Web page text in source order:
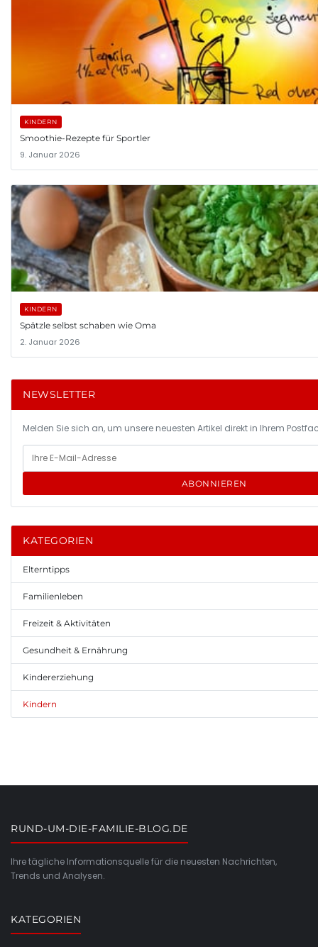
KINDERN
Smoothie-Rezepte für Sportler
9. Januar 2026
KINDERN
Spätzle selbst schaben wie Oma
2. Januar 2026
NEWSLETTER
Melden Sie sich an, um unsere neuesten Artikel direkt in Ihrem
ABONNIEREN
KATEGORIEN
Elterntipps
Familienleben
Freizeit & Aktivitäten
Gesundheit & Ernährung
Kindererziehung
Kindern
RUND-UM-DIE-FAMILIE-BLOG.DE
Ihre tägliche Informationsquelle für die neuesten Nachrichten,
Trends und Analysen.
KATEGORIEN